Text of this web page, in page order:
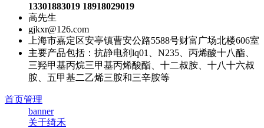
13301883019 18918029019
高先生
gjkxr@126.com
上海市嘉定区安亭镇曹安公路5588号财富广场北楼606室
主要产品包括：抗静电剂lq01、N235、丙烯酸十八酯、
三羟甲基丙烷三甲基丙烯酸酯、十二叔胺、十八十六叔
胺、五甲基二乙烯三胺和三辛胺等
首页管理
banner
关于绮禾